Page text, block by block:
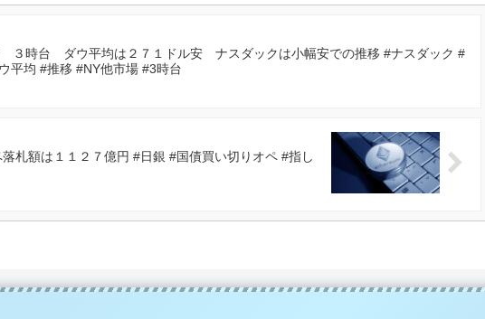
３時台 ダウ平均は２７１ドル安 ナスダックは小幅安での推移 #ナスダック #
平均 #推移 #NY他市場 #3時台
札額は１１２７億円 #日銀 #国債買い切りオペ #指し